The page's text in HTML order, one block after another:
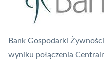
Bank Gospodarki
wyniku połączenia